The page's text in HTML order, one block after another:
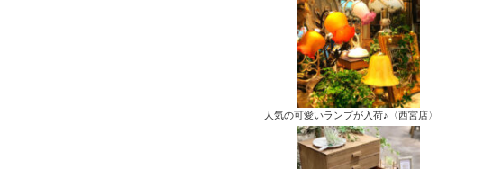
人気の可愛いランプが入荷♪〈西宮店〉